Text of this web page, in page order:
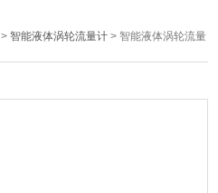
>智能液体涡轮流量计 > 智能液体涡轮流量